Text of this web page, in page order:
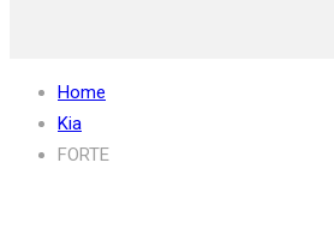
Home
Kia
FORTE